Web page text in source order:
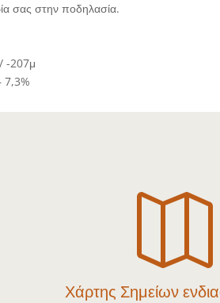
σας στην ποδηλασία.
-207μ
7,3%

Χάρτης Σημείων